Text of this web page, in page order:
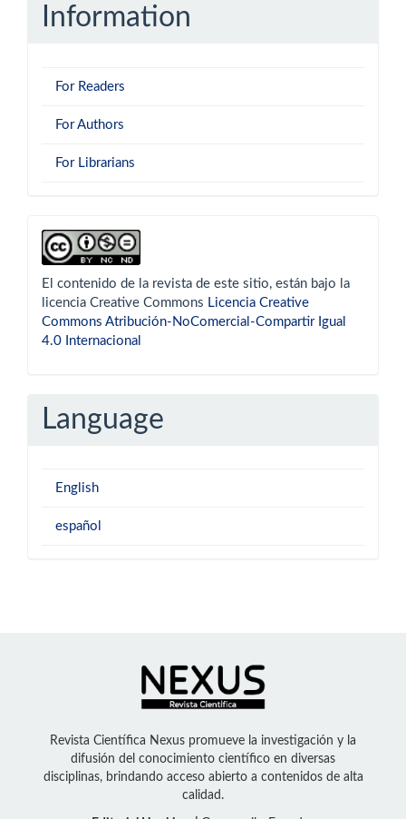
Information
For Readers
For Authors
For Librarians
derechoautor
El contenido de la revista de este sitio, están bajo la
licencia Creative Commons Licencia Creative
Commons Atribución-NoComercial-Compartir Igual
4.0 Internacional
Language
English
español
Revista Científica Nexus promueve la investigación y la
difusión del conocimiento científico en diversas
disciplinas, brindando acceso abierto a contenidos de alta
calidad.